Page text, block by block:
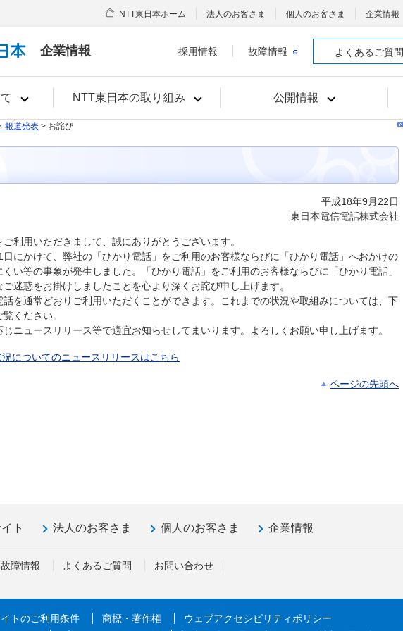
企業情報
NTT東日本の取り組み 公開情報
NTT東日本ホーム 法人のお客さま 個人のお客さま 企業情報
採用情報 故障情報 よくあるご質問
報道発表 > お詫び
平成18年9月22日
東日本電信電話株式会社
利用いただきまして、誠にありがとうございます。
にかけて、弊社の「ひかり電話」をご利用のお客様ならびに「ひかり電話」へおかけの
い等の事象が発生しました。「ひかり電話」をご利用のお客様ならびに「ひかり電話」
迷惑をお掛けしましたことを心より深くお詫び申し上げます。
を通常どおりご利用いただくことができます。これまでの状況や取組みについては、下
ください。
ニュースリリース等で適宜お知らせしてまいります。よろしくお願い申し上げます。
況についてのニュースリリースはこちら
ページの先頭へ
ト 法人のお客さま 個人のお客さま 企業情報
障情報 よくあるご質問 お問い合わせ
トのご利用条件 商標・著作権
ウェブアクセシビリティポリシー